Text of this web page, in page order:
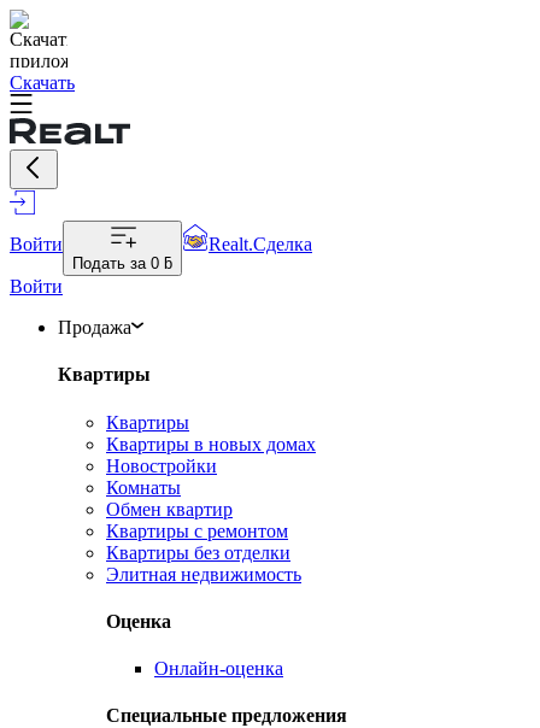
Скачать
Войти
Подать за 0 ƃ
Realt.Сделка
Войти
Продажа
Квартиры
Квартиры
Квартиры в новых домах
Новостройки
Комнаты
Обмен квартир
Квартиры с ремонтом
Квартиры без отделки
Элитная недвижимость
Оценка
Онлайн-оценка
Специальные предложения